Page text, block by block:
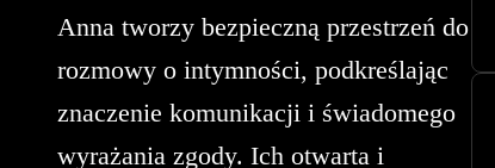
Anna tworzy bezpieczną przestrzeń do
rozmowy o intymności, podkreślając
znaczenie komunikacji i świadomego
wyrażania zgody. Ich otwarta i